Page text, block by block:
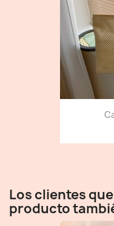
Los clientes
producto